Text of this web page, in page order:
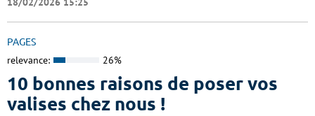
PAGES
relevance: 26%
10 bonnes raisons de poser vos
valises chez nous !